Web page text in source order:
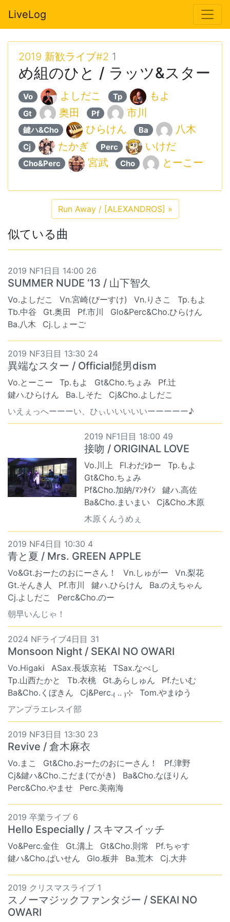
LiveLog
2019 新歓ライブ#2 1
め組のひと / ラッツ&スター
Vo よしだこ Tp もよ
Gt 奥田 Pf 市川
鍵ハ&Cho ひらけん Ba 八木
Cj たかぎ Perc いけだ
Cho&Perc 宮武 Cho とーこー
Run Away / [ALEXANDROS] »
似ている曲
2019 NF1日目 14:00 26
SUMMER NUDE ‘13 / 山下智久
Vo.よしだこ Vn.宮崎(ぴーすけ) Vn.りさこ
Tp.もよ
Tb.中谷
Gt.奥田 Pf.市川
Glo&Perc&Cho.ひらけん
Ba.八木
Cj.しょーご
2019 NF3日目 13:30 24
異端なスター / Official髭男dism
Vo.とーこー Tp.もよ Gt&Cho.ちょみ
Pf.辻
鍵ハ.ひらけん
Ba.しそた
Cj&Cho.よしだこ
いえぇっへーーーい、ひぃいいいいいーーーーー♪
2019 NF1日目 18:00 49
接吻 / ORIGINAL LOVE
Vo.川上 Fl.わだゆー
Tp.もよ
Gt&Cho.ちょみ
Pf&Cho.加納/ﾏﾝﾀｲﾝ
鍵ハ.高佐
Ba&Cho.まいまい
Cj&Cho.木原
木原くんうめぇ
2019 NF4日目 10:30 4
青と夏 / Mrs. GREEN APPLE
Vo&Gt.おーたのおにーさん！ Vn.しゅがー
Vn.梨花
Gt.そんき人
Pf.市川 鍵ハ.ひらけん
Ba.のえちゃん
Cj.よしだこ
Perc&Cho.のー
朝早いんじゃ！
2024 NFライブ4日目 31
Monsoon Night / SEKAI NO OWARI
Vo.Higaki ASax.長坂京祐
TSax.なべし
Tp.山西たかと
Tb.衣桃 Gt.あらしゅん
Pf.たいむ
Ba&Cho.くぼきん
Cj&Perc.₍ .. ₎⊹
Tom.やまゆう
アンプラエレスイ部
2019 NF3日目 13:30 23
Revive / 倉木麻衣
Vo.まこ Gt&Cho.おーたのおにーさん！
Pf.津野
Cj&鍵ハ&Cho.こだま(でがき)
Ba&Cho.なほりん
Perc&Cho.やませ
Perc.美南海
2019 卒業ライブ 6
Hello Especially / スキマスイッチ
Vo&Perc.金住 Gt.溝上 Gt&Cho.則常
Pf.ちゃす
鍵ハ&Cho.ぱいせん
Glo.板井 Ba.荒木 Cj.大井
2019 クリスマスライブ 1
スノーマジックファンタジー / SEKAI NO
OWARI